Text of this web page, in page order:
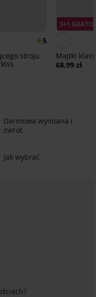
5
stroju
3+1 GRATIS
Majtki
68,99 zł
Darmowa wymiana i
zwrot
Jak wybrać